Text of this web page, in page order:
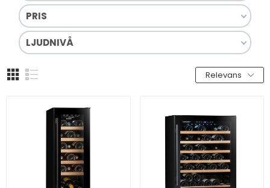
PRIS
LJUDNIVÅ
Relevans